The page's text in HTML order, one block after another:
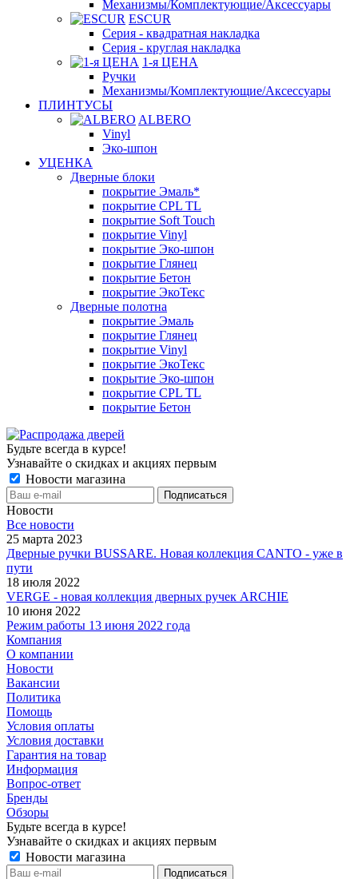
Механизмы/Комплектующие/Аксессуары
ESCUR
Серия - квадратная накладка
Серия - круглая накладка
1-я ЦЕНА
Ручки
Механизмы/Комплектующие/Аксессуары
ПЛИНТУСЫ
ALBERO
Vinyl
Эко-шпон
УЦЕНКА
Дверные блоки
покрытие Эмаль*
покрытие CPL TL
покрытие Soft Touch
покрытие Vinyl
покрытие Эко-шпон
покрытие Глянец
покрытие Бетон
покрытие ЭкоТекс
Дверные полотна
покрытие Эмаль
покрытие Глянец
покрытие Vinyl
покрытие ЭкоТекс
покрытие Эко-шпон
покрытие CPL TL
покрытие Бетон
Будьте всегда в курсе!
Узнавайте о скидках и акциях первым
Новости магазина
Новости
Все новости
25 марта 2023
Дверные ручки BUSSARE. Новая коллекция CANTO - уже в
пути
18 июля 2022
VERGE - новая коллекция дверных ручек ARCHIE
10 июня 2022
Режим работы 13 июня 2022 года
Компания
О компании
Новости
Вакансии
Политика
Помощь
Условия оплаты
Условия доставки
Гарантия на товар
Информация
Вопрос-ответ
Бренды
Обзоры
Будьте всегда в курсе!
Узнавайте о скидках и акциях первым
Новости магазина